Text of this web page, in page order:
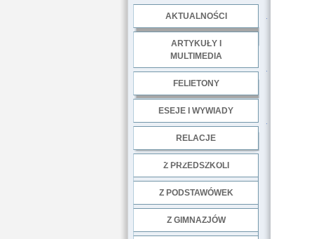
AKTUALNOŚCI
ARTYKUŁY I
MULTIMEDIA
FELIETONY
ESEJE I WYWIADY
RELACJE
Z PRZEDSZKOLI
Z PODSTAWÓWEK
Z GIMNAZJÓW